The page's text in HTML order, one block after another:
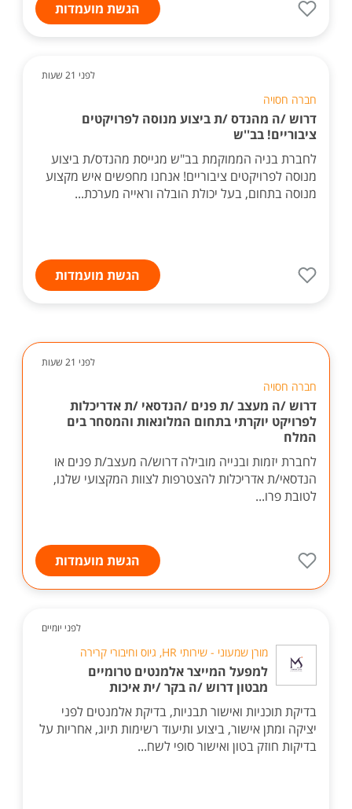
הגשת מועמדות
לפני 21 שעות
חברה חסויה
דרוש /ה מהנדס /ת ביצוע מנוסה לפרויקטים
ציבוריים! בב''ש
לחברת בניה הממוקמת בב"ש מגייסת מהנדס/ת ביצוע
מנוסה לפרויקטים ציבוריים! אנחנו מחפשים איש מקצוע
מנוסה בתחום, בעל יכולת הובלה וראייה מערכת...
הגשת מועמדות
לפני 21 שעות
חברה חסויה
דרוש /ה מעצב /ת פנים /הנדסאי /ת אדריכלות
לפרויקט יוקרתי בתחום המלונאות והמסחר בים
המלח
לחברת יזמות ובנייה מובילה דרוש/ה מעצב/ת פנים או
הנדסאי/ת אדריכלות להצטרפות לצוות המקצועי שלנו,
לטובת פרו...
הגשת מועמדות
לפני יומיים
מורן שמעוני - שירותי HR, גיוס וחיבורי קרירה
למפעל המייצר אלמנטים טרומיים
מבטון דרוש /ה בקר /ית איכות
בדיקת תוכניות ואישור תבניות, בדיקת אלמנטים לפני
יציקה ומתן אישור, ביצוע ותיעוד רשימות תיוג, אחריות על
בדיקות חוזק בטון ואישור סופי לשח...